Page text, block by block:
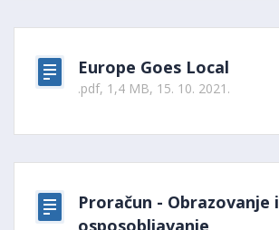
Europe Goes Local
.pdf, 1,4 MB, 15. 10. 2021.
Proračun - Obrazovanje i
osposobljavanje